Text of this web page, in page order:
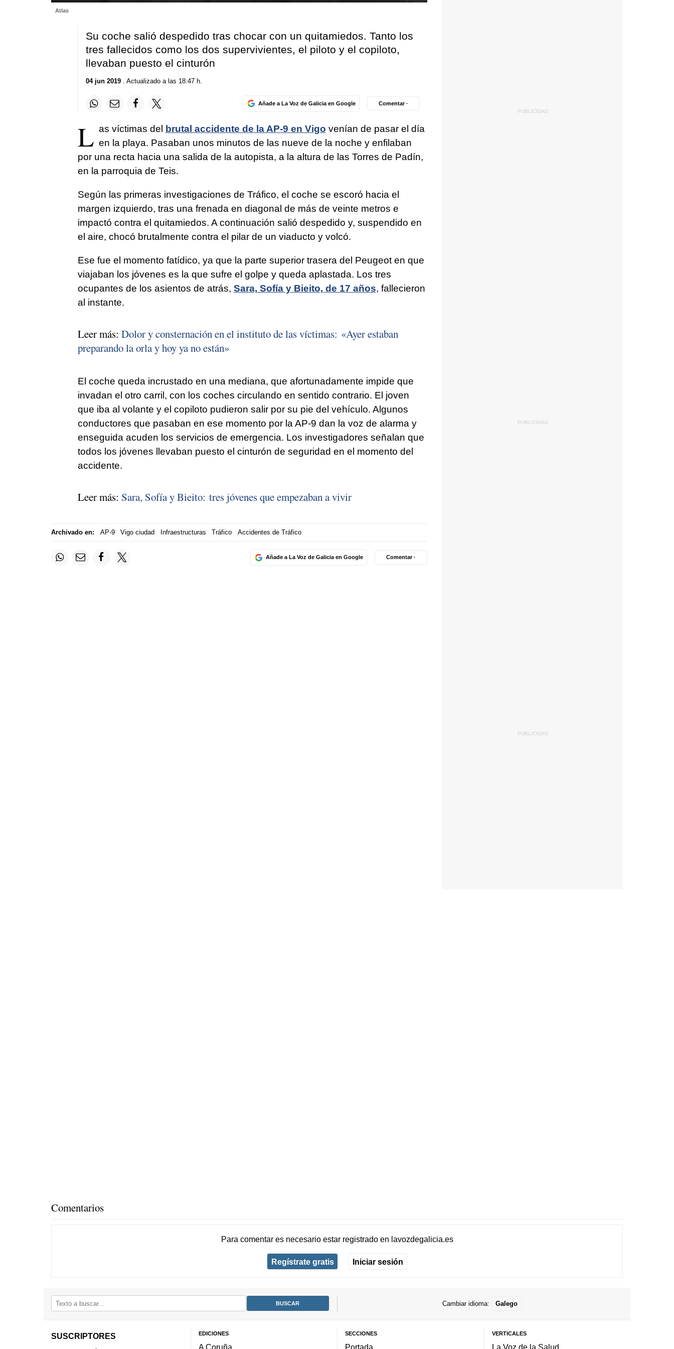
seconds
Volume
Atlas
Su coche salió despedido tras chocar con un quitamiedos. Tanto los
tres fallecidos como los dos supervivientes, el piloto y el copiloto,
llevaban puesto el cinturón
04 jun 2019. Actualizado a las 18:47 h.
Añade a La Voz de Galicia en Google Comentar ·
L as víctimas del brutal accidente de la AP-9 en Vigo venían de pasar el día
en la playa. Pasaban unos minutos de las nueve de la noche y enfilaban
por una recta hacia una salida de la autopista, a la altura de las Torres de Padín,
en la parroquia de Teis.
Según las primeras investigaciones de Tráfico, el coche se escoró hacia el
margen izquierdo, tras una frenada en diagonal de más de veinte metros e
impactó contra el quitamiedos. A continuación salió despedido y, suspendido en
el aire, chocó brutalmente contra el pilar de un viaducto y volcó.
Ese fue el momento fatídico, ya que la parte superior trasera del Peugeot en que
viajaban los jóvenes es la que sufre el golpe y queda aplastada. Los tres
ocupantes de los asientos de atrás, Sara, Sofía y Bieito, de 17 años, fallecieron
al instante.
Leer más: Dolor y consternación en el instituto de las víctimas: «Ayer estaban
preparando la orla y hoy ya no están»
El coche queda incrustado en una mediana, que afortunadamente impide que
invadan el otro carril, con los coches circulando en sentido contrario. El joven
que iba al volante y el copiloto pudieron salir por su pie del vehículo. Algunos
conductores que pasaban en ese momento por la AP-9 dan la voz de alarma y
enseguida acuden los servicios de emergencia. Los investigadores señalan que
todos los jóvenes llevaban puesto el cinturón de seguridad en el momento del
accidente.
Leer más: Sara, Sofía y Bieito: tres jóvenes que empezaban a vivir
Archivado en: AP-9 Vigo ciudad Infraestructuras Tráfico Accidentes de Tráfico
Añade a La Voz de Galicia en Google Comentar ·
Comentarios
Para comentar es necesario estar registradoen lavozdegalicia.es
Regístrate gratis Iniciar sesión
Cambiar idioma: Galego
SUSCRIPTORES
EDICIONES
A Coruña
SECCIONES
Portada
VERTICALES
La Voz de la Salud